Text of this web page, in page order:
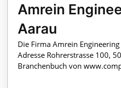
Amrein
Aarau
Die Firma Amrein
Adresse Rohrerstrasse 100,
Branchenbuch von